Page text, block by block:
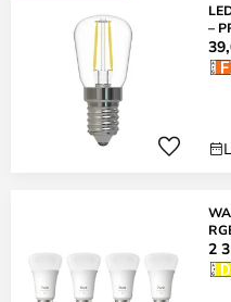
–
2